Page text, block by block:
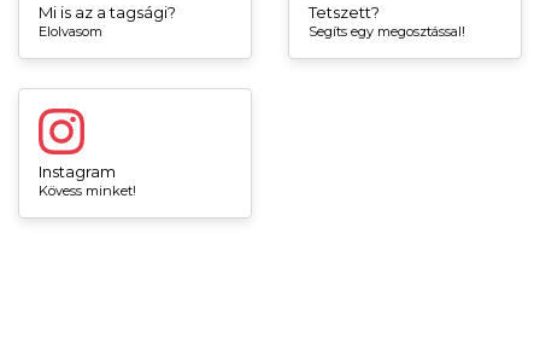
Mi is az a tagsági?
Elolvasom
Tetszett?
Segíts egy megosztással!
Instagram
Kövess minket!